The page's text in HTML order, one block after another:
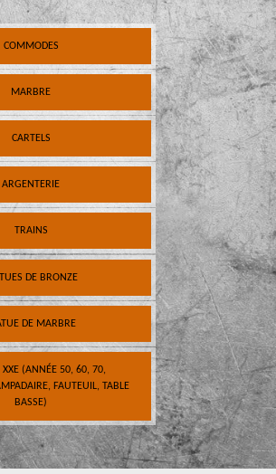
COMMODES
MARBRE
CARTELS
ARGENTERIE
TRAINS
DE BRONZE
DE MARBRE
XXE (ANNÉE 50, 60, 70,
FAUTEUIL, TABLE
BASSE)